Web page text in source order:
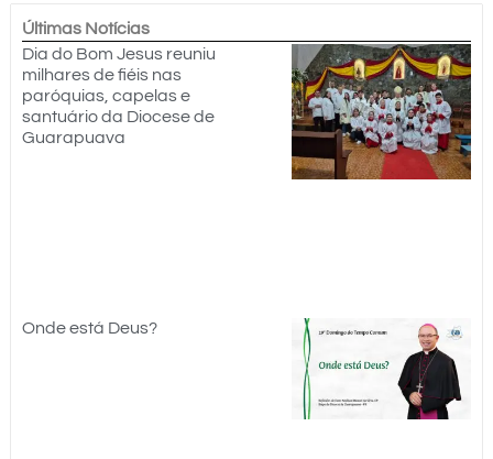
Últimas Notícias
Dia do Bom Jesus reuniu
milhares de fiéis nas
paróquias, capelas e
santuário da Diocese de
Guarapuava
Onde está Deus?